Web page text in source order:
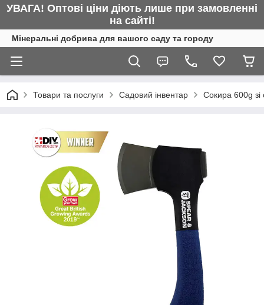
УВАГА! Оптові ціни діють лише при замовленні
на сайті!
Мінеральні добрива для вашого саду та городу
Товари та послуги Садовий інвентар Сокира 600g